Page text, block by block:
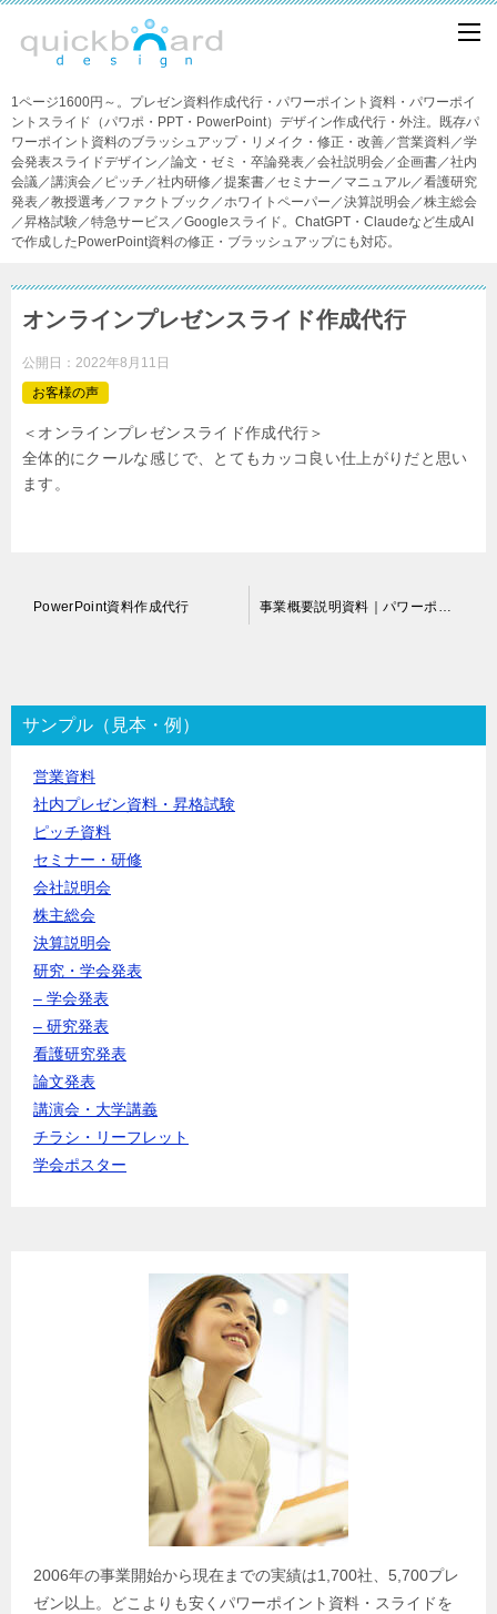
1ページ1600円～。プレゼン資料作成代行・パワーポイント資料・パワーポイ
ントスライド（パワポ・PPT・PowerPoint）デザイン作成代行・外注。既存パ
ワーポイント資料のブラッシュアップ・リメイク・修正・改善／営業資料／学
会発表スライドデザイン／論文・ゼミ・卒論発表／会社説明会／企画書／社内
会議／講演会／ピッチ／社内研修／提案書／セミナー／マニュアル／看護研究
発表／教授選考／ファクトブック／ホワイトペーパー／決算説明会／株主総会
／昇格試験／特急サービス／Googleスライド。ChatGPT・Claudeなど生成AI
で作成したPowerPoint資料の修正・ブラッシュアップにも対応。
オンラインプレゼンスライド作成代行
公開日： 2022年8月11日
お客様の声
＜オンラインプレゼンスライド作成代行＞
全体的にクールな感じで、とてもカッコ良い仕上がりだと思い
ます。
ゲ
ー
シ
PowerPoint資料作成代行
サンプル（見本・例）
営業資料
社内プレゼン資料・昇格試験
ピッチ資料
セミナー・研修
会社説明会
株主総会
決算説明会
研究・学会発表
– 学会発表
– 研究発表
看護研究発表
論文発表
講演会・大学講義
チラシ・リーフレット
学会ポスター
2006年の事業開始から現在までの実績は1,700社、5,700プレ
ゼン以上。どこよりも安くパワーポイント資料・スライドを